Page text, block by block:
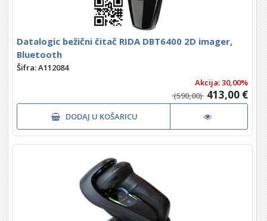
Datalogic bežični čitač RIDA DBT6400 2D imager,
Bluetooth
Šifra: A112084
Akcija: 30,00%
(590,00) 413,00 €
DODAJ U KOŠARICU